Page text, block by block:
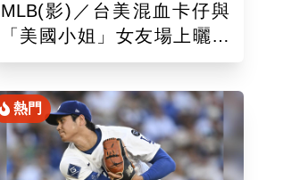
MLB(影)／台美混血卡仔與
「美國小姐」女友場上曬恩
愛！賽前獻唱大谷翔平場邊
熱門